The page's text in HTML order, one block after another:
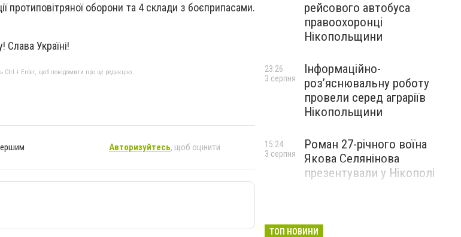
протиповітряної оборони та 4 склади з боєприпасами.
Україні!
Ctrl + Enter, щоб повідомити про це редакцію
Авторизуйтесь, щоб оцінити
рейсового автобуса
правоохоронці
Нікопольщини
Інформаційно-
роз’яснювальну роботу
провели серед аграріїв
Нікопольщини
23:26
3 серпня
Роман 27-річного воїна
Якова Селянінова
презентували у Нікополі
15:24
3 серпня
ТОП НОВИНИ